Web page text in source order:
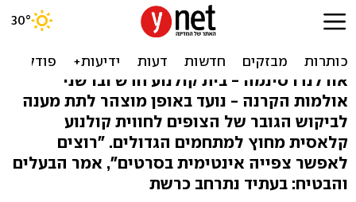
קולנוע חדש בתל אביב:
אורלנדו סינמה
אורלנדו סינמה - בית קולנוע חדש ובו שני
אולמות הקרנה - נועד באופן מוצהר לתת מענה
לביקוש הגובר של הצופים לחווית קולנוע
קלאסית מחוץ למתחמים הגדולים. "רוצים
לאפשר צפייה אינטימית בסרטים", אמר הבעלים
והבטיח: בעתיד נתרחב כרשת